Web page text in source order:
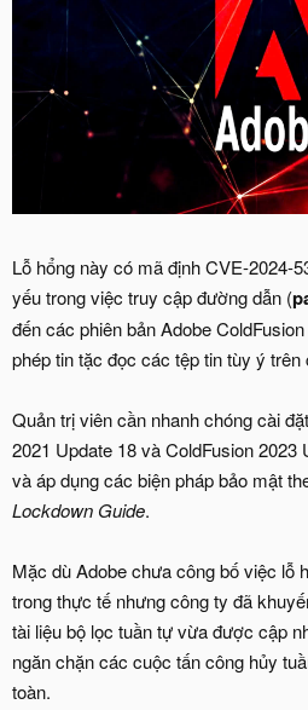
Lỗ hổng này có mã định CVE-2024-
yếu trong việc truy cập đường dẫn (
đến các phiên bản Adobe
phép tin tặc đọc các tệp tin tùy ý
Quản trị viên cần nhanh chóng cài
2021 Update 18 và ColdFusion 2023
và áp dụng các biện pháp bảo mật
Lockdown Guide.
Mặc dù Adobe chưa công bố việc lỗ
trong thực tế nhưng công ty đã
tài liệu bộ lọc tuần tự vừa được cập
ngăn chặn các cuộc tấn công hủy
toàn.